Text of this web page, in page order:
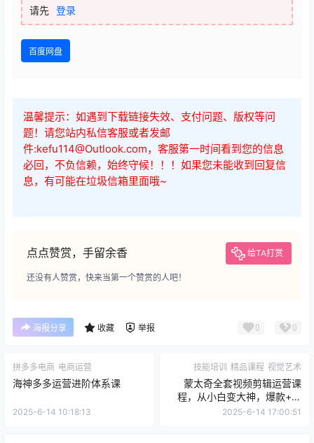
请先 登录
百度网盘
温馨提示：如遇到下载链接失效、支付问题、版权等问
题！请您站内私信客服或者发邮
件:kefu114@Outlook.com，客服第一时间看到您的信息
必回，不负信赖，始终守候！！！如果您未能收到回复信
息，有可能在垃圾信箱里面哦~
点点赞赏，手留余香 给TA打赏
还没有人赞赏，快来当第一个赞赏的人吧！
海报分享 收藏 举报 0 0
拼多多电商 电商运营
海神多多运营进阶体系课
2025-6-14 10:18:13
技能培训 精品课程 视觉艺术
蒙太奇全套视频剪辑运营课
程，从小白变大神，爆款+涨
粉+变现一手掌握！​
2025-6-14 17:00:51